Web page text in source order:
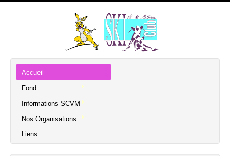
Accueil
Fond
Informations SCVM
Nos Organisations
Liens